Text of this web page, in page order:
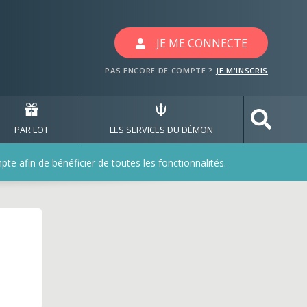
les jeux florajet
JE ME CONNECTE
PAS ENCORE DE COMPTE ? JE M'INSCRIS
PAR LOT LES SERVICES DU DÉMON
afin de bénéficier de toutes les fonctionnalités.